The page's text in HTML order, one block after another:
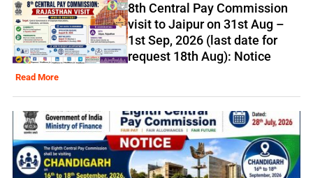
8th Central Pay Commission
visit to Jaipur on 31st Aug –
1st Sep, 2026 (last date for
request 18th Aug): Notice
Read More